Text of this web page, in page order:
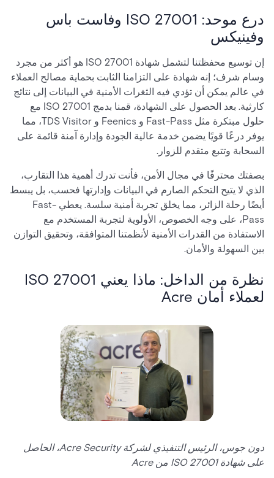
درع موحد: ISO 27001 وفاست باس
وفينيكس
إن توسيع محفظتنا لتشمل شهادة ISO 27001 هو أكثر من مجرد
وسام شرف؛ إنه شهادة على التزامنا الثابت بحماية مصالح العملاء
في عالم يمكن أن تؤدي فيه الثغرات الأمنية في البيانات إلى نتائج
كارثية. بعد الحصول على الشهادة، قمنا بدمج ISO 27001 مع
حلول مبتكرة مثل Fast-Pass و Feenics و TDS Visitor، مما
يوفر درعًا قويًا يضمن خدمة عالية الجودة وإدارة آمنة قائمة على
السحابة وتتبع متقدم للزوار.
بصفتك محترفًا في مجال الأمن، فأنت تدرك أهمية هذا التقارب،
الذي لا يتيح التحكم الصارم في البيانات وإدارتها فحسب، بل يبسط
أيضًا رحلة الزائر، مما يخلق تجربة أمنية سلسة. يعطي Fast-
Pass، على وجه الخصوص، الأولوية لتجربة المستخدم مع
الاستفادة من القدرات الأمنية لأنظمتنا المتوافقة، وتحقيق التوازن
بين السهولة والأمان.
نظرة من الداخل: ماذا يعني ISO 27001
لعملاء أمان Acre
دون جوس، الرئيس التنفيذي لشركة Acre Security، الحاصل
على شهادة ISO 27001 من Acre